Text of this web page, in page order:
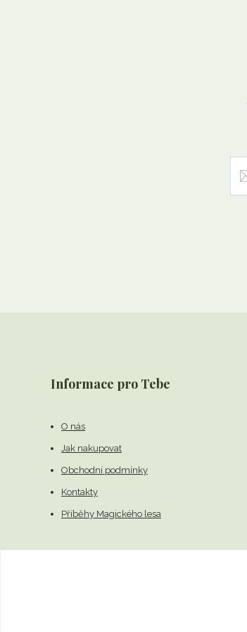
Informace pro Tebe
O nás
Jak nakupovat
Obchodní podmínky
Kontakty
Příběhy Magického lesa